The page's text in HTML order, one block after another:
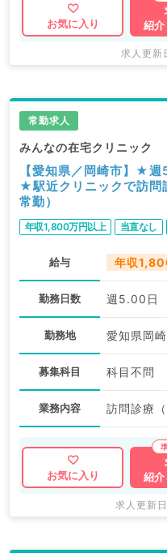
お気に入り
紹介
求人更
常勤求人
みんなの在宅クリニック
【愛知県／岡崎市】★
★駅近クリニックで訪問
常勤）
年収1,800万円以上 当直なし
給与 年収
勤務日数 週5.00日
勤務地 愛知県岡
募集科目 科目不問
業務内容 訪問診療
お気に入り
紹介
求人更新